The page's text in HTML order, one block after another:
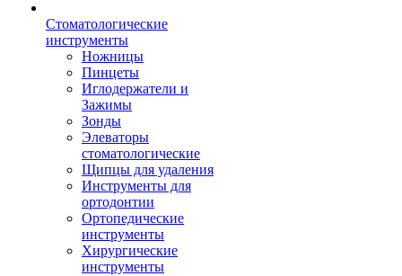
Стоматологические
инструменты
Ножницы
Пинцеты
Иглодержатели и
Зажимы
Зонды
Элеваторы
стоматологические
Щипцы для удаления
Инструменты для
ортодонтии
Ортопедические
инструменты
Хирургические
инструменты